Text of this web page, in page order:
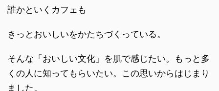
誰かといくカフェも
きっとおいしいをかたちづくっている。
そんな「おいしい文化」を肌で感じたい。もっと多
くの人に知ってもらいたい。この思いからはじまり
ました。